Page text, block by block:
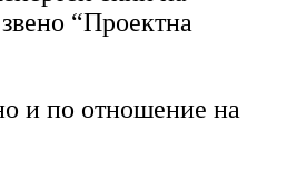
“Проектна
и по отношение на